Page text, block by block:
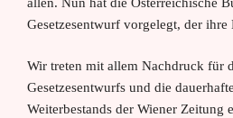
Gesetzesentwurf vorgelegt, der
Wir treten mit allem Nachdruck für
Gesetzesentwurfs und die
Weiterbestands der Wiener Zeitung